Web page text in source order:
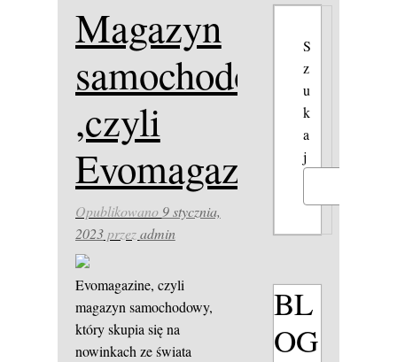
Magazyn
samochodowy
,czyli
Evomagazine.pl
Opublikowano 9 stycznia,
2023przezadmin
Evomagazine, czyli
magazyn samochodowy,
który skupia się na
nowinkach ze świata
S
z
u
k
a
j
BL
OG